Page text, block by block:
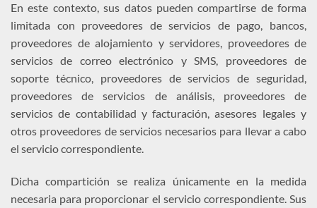
En este contexto, sus datos pueden compartirse de forma
limitada con proveedores de servicios de pago, bancos,
proveedores de alojamiento y servidores, proveedores de
servicios de correo electrónico y SMS, proveedores de
soporte técnico, proveedores de servicios de seguridad,
proveedores de servicios de análisis, proveedores de
servicios de contabilidad y facturación, asesores legales y
otros proveedores de servicios necesarios para llevar a cabo
el servicio correspondiente.
Dicha compartición se realiza únicamente en la medida
necesaria para proporcionar el servicio correspondiente. Sus